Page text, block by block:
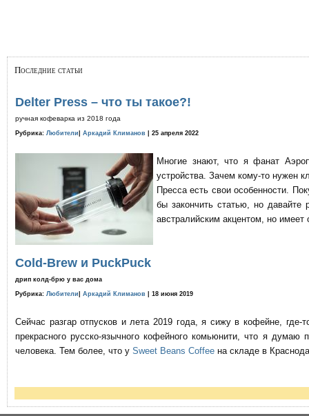
Последние статьи
Delter Press – что ты такое?!
ручная кофеварка из 2018 года
Рубрика: Любители Аркадий Климанов | 25 апреля 2022
Многие знают, что я фанат
устройства. Зачем кому-то нужен
Пресса есть свои особенности.
бы закончить статью, но давайте
австралийским акцентом, но имеет
Cold-Brew и PuckPuck
дрип колд-брю у вас дома
Рубрика: Любители Аркадий Климанов | 18 июня 2019
Сейчас разгар отпусков и лета 2019 года, я сижу в кофейне,
прекрасного русско-язычного кофейного комьюнити, что я
человека. Тем более, что у Sweet Beans Coffee на складе в